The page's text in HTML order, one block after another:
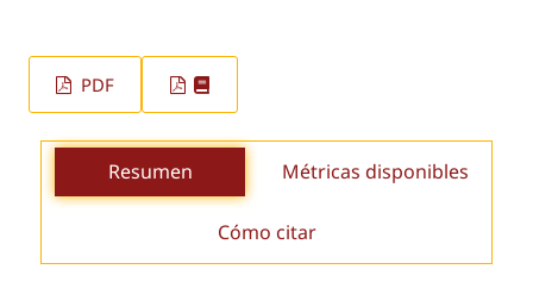
PDF
Resumen Métricas disponibles
Cómo citar